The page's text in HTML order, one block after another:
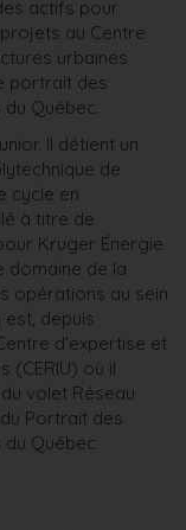
actifs pour
au Centre
urbaines
portrait des
Québec.
Il détient un
de
cycle en
à titre de
Kruger Énergie
domaine de la
opérations au sein
est, depuis
d’expertise et
(CERIU) où il
volet Réseau
Portrait des
Québec